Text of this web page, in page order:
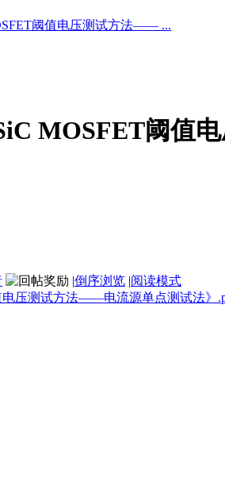
阈值电压测试方法—— ...
MOSFET阈值
|倒序浏览 |阅读模式
电压测试方法——电流源单点测试法》